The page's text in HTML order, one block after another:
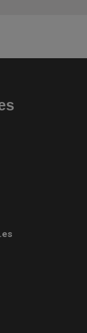
nueva)
en ventana nueva)
(abre en
nueva)
en ventana nueva)
(abre en ventana